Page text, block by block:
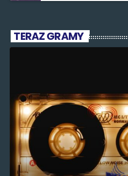
TERAZ GRAMY